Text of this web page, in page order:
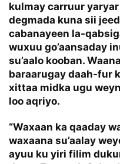
kulmay carruur
degmada kuna sii
cabanayeen la-
wuxuu go’aansaday
su’aalo kooban.
baraarugay daah-fur
xittaa midka ugu
loo aqriyo.
“Waxaan ka qaaday
waxaana su’aalay
ayuu ku yiri filim